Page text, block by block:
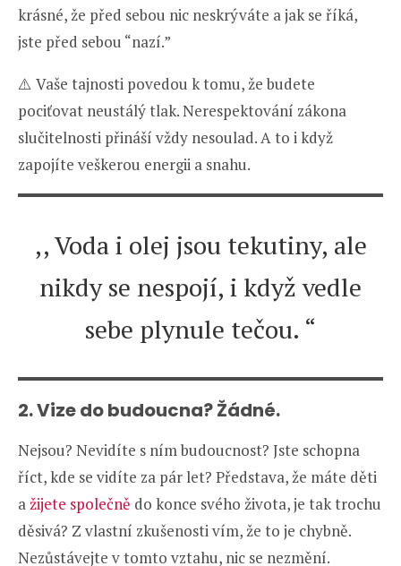
krásné, že před sebou nic neskrýváte a jak se říká,
jste před sebou “nazí.”
⚠️ Vaše tajnosti povedou k tomu, že budete
pociťovat neustálý tlak. Nerespektování zákona
slučitelnosti přináší vždy nesoulad. A to i když
zapojíte veškerou energii a snahu.
,, Voda i olej jsou tekutiny, ale
nikdy se nespojí, i když vedle
sebe plynule tečou. “
2. Vize do budoucna? Žádné.
Nejsou? Nevidíte s ním budoucnost? Jste schopna
říct, kde se vidíte za pár let? Představa, že máte děti
ažijete společně do konce svého života, je tak trochu
děsivá? Z vlastní zkušenosti vím, že to je chybně.
Nezůstávejte v tomto vztahu, nic se nezmění.